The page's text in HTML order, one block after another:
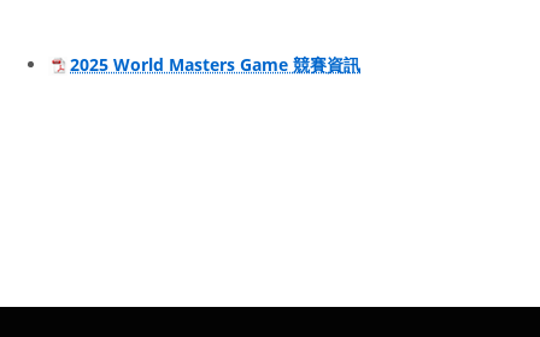
2025 World Masters Game 競賽資訊